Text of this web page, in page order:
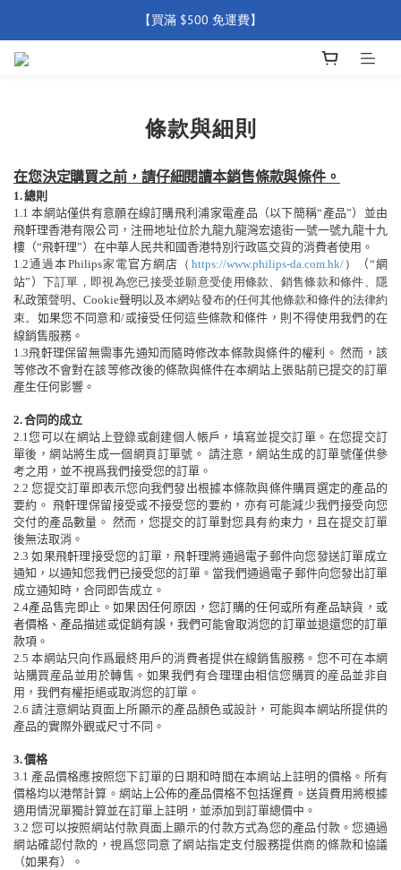
【買滿 $500 免運費】
【買滿 $500 免運費】
【買滿 $500 免運費】
條款與細則
在您決定購買之前，請仔細閱讀本銷售條款與條件。
1.總則
1.1本網站僅供有意願在線訂購飛利浦家電產品（以下簡稱“ 產品”）並由
飛軒理香港有限公司，注冊地址位於九龍九龍灣宏遠街一號一號九龍十九
樓（“飛軒理”）在中華人民共和國香港特別行政區交貨的消費者使用。
1 .2通過本Philips家電官方網店 （ https://www.philips-da.com.hk/） （“網
站”） 下訂單，即視為您已接受並願意受使用條款、銷售條款和條件、隱
私政策聲明、Cookie聲明以及本網站發布的任何其他條款和條件的法律約
束。 如果您不同意和/或接受任何這些條款和條件，則不得使用我們的在
線銷售服務。
1.3飛軒理保留無需事先通知而隨時修改本條款與條件的權利。 然而，該
等修改不會對在該等修改後的條款與條件在本網站上張貼前已提交的訂單
產生任何影響。
2.合同的成立
2.1 您可以在網站上登錄或創建個人帳戶，填寫並提交訂單。在您提交訂
單後 ，網站將生成一個網頁訂單號。 請注意，網站生成的訂單號僅供參
考之用，並不視爲我們接受您的訂單。
2.2您提交訂單即表示您向我們發出根據本條款與條件購買選定的產品的
要約。 飛軒理保留接受或不接受您的要約， 亦有可能減少我們接受向您
交付的產品數量。 然而 ，您提交的訂單對您具有約束力，且在提交訂單
後無法取消。
2.3如果飛軒理接受您的訂單，飛軒理將通過電子郵件向您發送訂單 成立
通知 ，以通知您我們已接受您的訂單。當我們通過電子郵件向您發出訂單
成立通知時，合同即告成立。
2.4產品售完即止。如果因任何原因，您訂購的任何或所有產品缺貨，或
者價格、產品描述或促銷有誤，我們可能會取消您的訂單並退還您的訂單
款項。
2.5本網站只向作爲最終用戶的消費者提供在線銷售服務。您不可在本網
站購買産品並用於轉售。如果我們有合理理由相信您購買的産品並非自
用，我們有權拒絕或取消您的訂單。
2.6請注意網站頁面上所顯示的產品顏色或設計，可能與本網站所提供的
產品的實際外觀或尺寸不同。
3.價格
3.1 產品價格應按照您下訂單的日期和時間在本網站上註明的價格。 所有
價格均以港幣計算。網站上公佈的產品價格不包括運費。送貨費用將根據
適用情況單獨計算並在訂單上註明，並添加到訂單總價中。
3.2您可以按照網站付款頁面上顯示的付款方式為您的產品付款。您通過
網站確認付款的，視爲您同意了網站指定支付服務提供商的條款和協議
（如果有）。